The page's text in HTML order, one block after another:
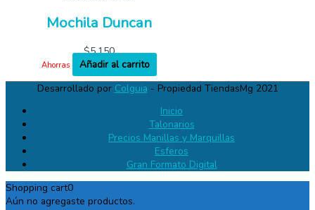
Mochila Duncan
$5,150
Ahorras
Añadir al carrito
Desarrollado por Colguia - Propiedad TiendasMg 2021
Inicio
Talonarios
Precios Manillas y Marquillas
Esferos
Gran Formato Digital
Shopping cart0
Aún no agregaste productos.